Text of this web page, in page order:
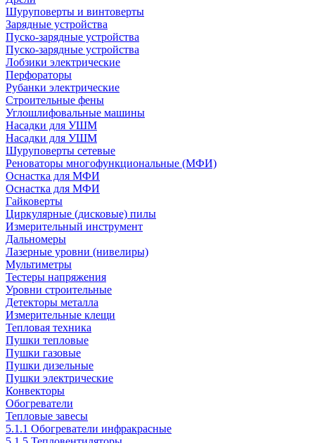
Шуруповерты и винтоверты
Зарядные устройства
Пуско-зарядные устройства
Пуско-зарядные устройства
Лобзики электрические
Перфораторы
Рубанки электрические
Строительные фены
Углошлифовальные машины
Насадки для УШМ
Насадки для УШМ
Шуруповерты сетевые
Реноваторы многофункциональные (МФИ)
Оснастка для МФИ
Оснастка для МФИ
Гайковерты
Циркулярные (дисковые) пилы
Измерительный инструмент
Дальномеры
Лазерные уровни (нивелиры)
Мультиметры
Тестеры напряжения
Уровни строительные
Детекторы металла
Измерительные клещи
Тепловая техника
Пушки тепловые
Пушки газовые
Пушки дизельные
Пушки электрические
Конвекторы
Обогреватели
Тепловые завесы
5.1.1 Обогреватели инфракрасные